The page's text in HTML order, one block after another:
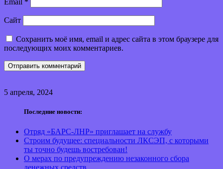
Email *
Сайт
Сохранить моё имя, email и адрес сайта в этом браузере для
последующих моих комментариев.
5 апреля, 2024
Последние новости:
Отряд «БАРС-ЛНР» приглашает на службу
Строим будущее: специальности ЛКСЭП, с которыми
ты точно будешь востребован!
О мерах по предупреждению незаконного сбора
денежных средств